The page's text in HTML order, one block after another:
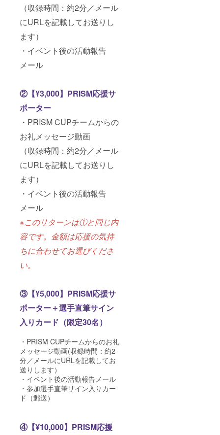
（収録時間：約2分／メール
にURLを記載してお送りし
ます）
・イベント後の活動報告
メール
②【¥3,000】PRISM応援サ
ポーター
・PRISM CUPチームからの
お礼メッセージ動画
（収録時間：約2分／メール
にURLを記載してお送りし
ます）
・イベント後の活動報告
メール
※このリターンは①と同じ内
容です。金額は応援の気持
ちに合わせてお選びくださ
い。
③【¥5,000】PRISM応援サ
ポーター＋選手直筆サイン
入りカード（限定30名）
・PRISM CUPチームからのお礼
メッセージ動画(収録時間：約2
分／メールにURLを記載してお
送りします）
・イベント後の活動報告メール
・参加選手直筆サイン入りカー
ド（郵送）
④【¥10,000】PRISM応援